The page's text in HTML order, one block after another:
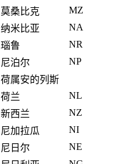
莫桑比克 MZ
纳米比亚 NA
瑙鲁 NR
尼泊尔 NP
荷属安的列斯
荷兰 NL
新西兰 NZ
尼加拉瓜 NI
尼日尔 NE